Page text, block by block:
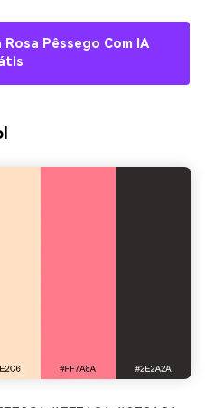
Pêssego Com IA